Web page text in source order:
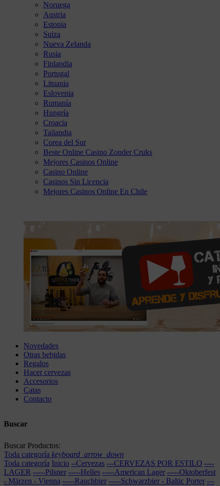
Noruega
Austria
Estonia
Suiza
Nueva Zelanda
Rusia
Finlandia
Portugal
Lituania
Eslovenia
Rumanía
Hungría
Croacia
Tailandia
Corea del Sur
Beste Online Casino Zonder Cruks
Mejores Casinos Online
Casino Online
Casinos Sin Licencia
Mejores Casinos Online En Chile
Novedades
Otras bebidas
Regalos
Hacer cervezas
Accesorios
Catas
Contacto
Buscar
Buscar Productos:
Toda categoría keyboard_arrow_down
Toda categoría Inicio --Cervezas ---CERVEZAS POR ESTILO ----
LAGER -----Pilsner -----Helles -----American Lager -----Oktoberfest
- Märzen - Vienna -----Rauchbier -----Schwarzbier - Baltic Porter ---